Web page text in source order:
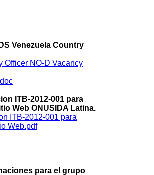
Venezuela Country
Officer NO-D Vacancy
ITB-2012-001 para
Web ONUSIDA Latina.
ITB-2012-001 para
Web.pdf
para el grupo